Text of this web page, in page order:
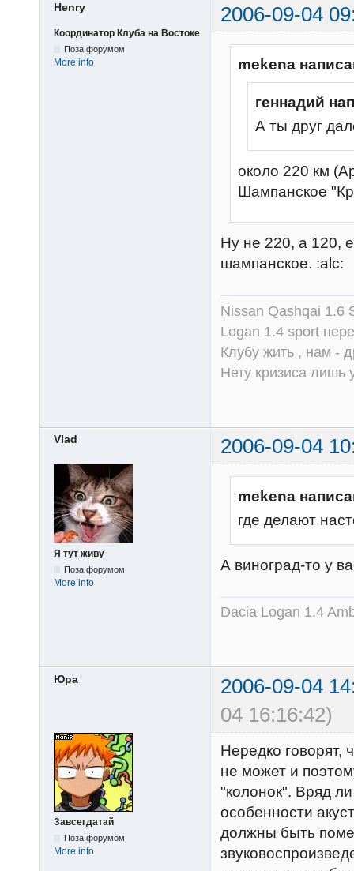
Henry 2006-09-04
Координатор Клуба на Востоке
Поза форумом
More info mekena
геннадий
А ты друг
около 220 км
Шампанское
Ну не 220, а 120,
шампанское. :alc:
Nissan Qashqai 1.6
Logan 1.4 sport
Клубу жить , нам -
Нету кризиса
Vlad 2006-09-04
Я тут живу
Поза форумом
More info
mekena
где делают
А виноград-то у
Dacia Logan 1.4
Юра
2006-09-04
04 16:16:42)
Завсегдатай
Поза форумом
More info
Нередко говорят,
не может и
"колонок". Вряд
особенности
должны быть